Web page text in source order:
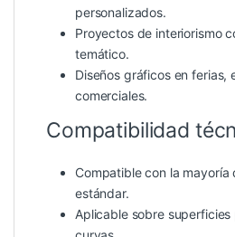
personalizados.
Proyectos de interiorismo
temático.
Diseños gráficos en ferias,
comerciales.
Compatibilidad
Compatible con la
estándar.
Aplicable sobre